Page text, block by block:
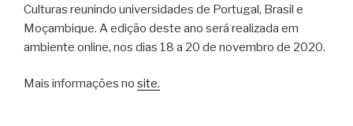
Culturas reunindo universidades de Portugal, Brasil e
Moçambique. A edição deste ano será realizada em
ambiente online, nos dias 18 a 20 de novembro de 2020.
Mais informações no site.